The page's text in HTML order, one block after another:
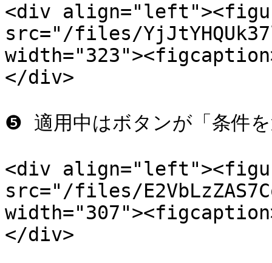
<div
src="/files/
</div>
❺ 適用中はボタンが「条件
<div
src="/files/
</div>